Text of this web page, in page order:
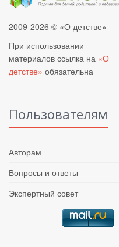
2009-2026 © «О детстве»
При использовании
материалов ссылка на «О
детстве» обязательна
Пользователям
Авторам
Вопросы и ответы
Экспертный совет